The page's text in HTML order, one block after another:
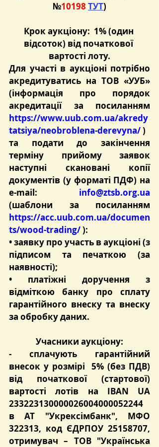
№10198 ТУТ)
Крок аукціону:  1% (один
відсоток) від початкової
вартості лоту.
Для участі в аукціоні потрібно
акредитуватись на ТОВ «УУБ»
(інформація про порядок
https://www.uub.com.ua/akredy
tatsiya/neobroblena-derevyna/ )
та подати до закінчення
терміну прийому заявок
наступні скановані копії
документів (у форматі ПДФ) на
e-mail: info@ztsb.org.ua
https://acc.uub.com.ua/documen
ts/wood-trading/ ):
• заявку про участь в аукціоні (з
підписом та печаткою (за
наявності);
• платіжні доручення з
відміткою банку про сплату
гарантійного внеску та внеску
за обробку даних.
Учасники аукціону:
- сплачують гарантійний
внесок у розмірі 5% (без ПДВ)
від початкової (стартової)
вартості лотів на
233223130000026004000052244
в АТ "Укрексімбанк"
322313, код ЄДРПОУ 25158707,
отримувач – ТОВ "Українська